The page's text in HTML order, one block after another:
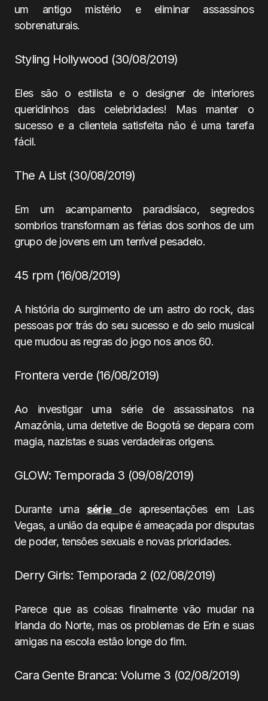
um antigo mistério e eliminar assassinos
sobrenaturais.
Styling Hollywood (30/08/2019)
Eles são o estilista e o designer de interiores
queridinhos das celebridades! Mas manter o
sucesso e a clientela satisfeita não é uma tarefa
fácil.
The A List (30/08/2019)
Em um acampamento paradisíaco, segredos
sombrios transformam as férias dos sonhos de um
grupo de jovens em um terrível pesadelo.
45 rpm (16/08/2019)
A história do surgimento de um astro do rock, das
pessoas por trás do seu sucesso e do selo musical
que mudou as regras do jogo nos anos 60.
Frontera verde (16/08/2019)
Ao investigar uma série de assassinatos na
Amazônia, uma detetive de Bogotá se depara com
magia, nazistas e suas verdadeiras origens.
GLOW: Temporada 3 (09/08/2019)
Durante uma série
de apresentações em Las
Vegas, a união da equipe é ameaçada por disputas
de poder, tensões sexuais e novas prioridades.
Derry Girls: Temporada 2 (02/08/2019)
Parece que as coisas finalmente vão mudar na
Irlanda do Norte, mas os problemas de Erin e suas
amigas na escola estão longe do fim.
Cara Gente Branca: Volume 3 (02/08/2019)